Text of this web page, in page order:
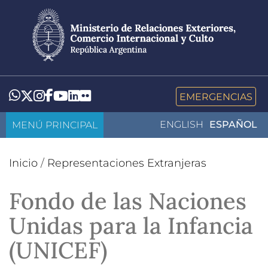
contenido
principal
Whatsapp
Twitter
Instagram
Facebook
YouTube
LinkedIn
Flickr EMERGENCIAS
ENGLISH ESPAÑOL
MENÚ PRINCIPAL
Inicio / Representaciones Extranjeras
Fondo de las Naciones
Unidas para la Infancia
(UNICEF)